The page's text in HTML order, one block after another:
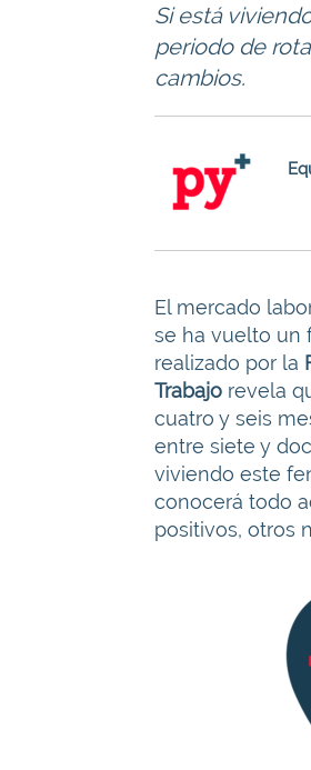
Si está
periodo de
cambios.
El mercado
se ha vuelto un
realizado por la
Trabajorevela
cuatro y seis
entre siete y
viviendo este
conocerá todo
positivos, otros